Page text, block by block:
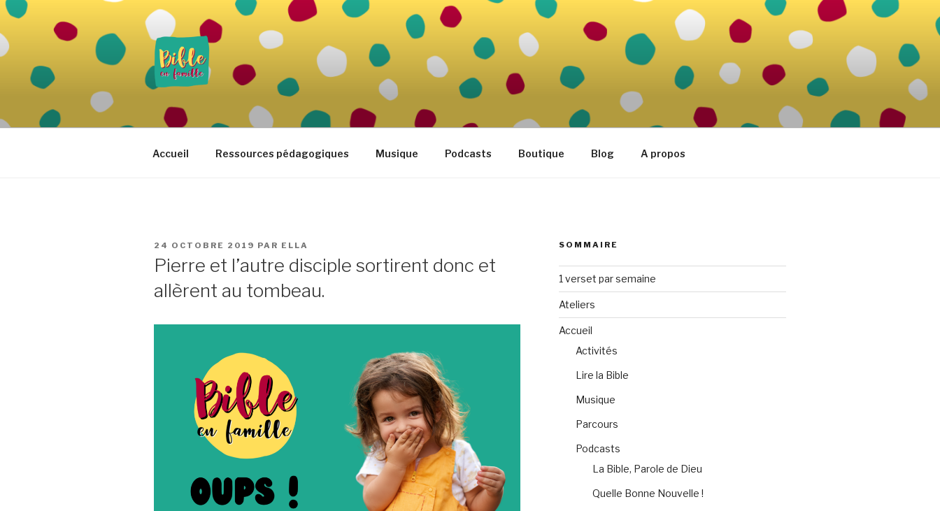
Aller
contenu
principal
BIBLE EN FAMILLE
Vivre la Parole de Dieu au quotidien
Accueil Ressources pédagogiques Musique Podcasts Boutique Blog A propos
PUBLIÉ
24 OCTOBRE 2019 PAR ELLA
Pierre et l’autre disciple sortirent donc et
allèrent au tombeau.
SOMMAIRE
1 verset par semaine
Ateliers
Accueil
Activités
Lire la Bible
Musique
Parcours
Podcasts
La Bible, Parole de Dieu
Quelle Bonne Nouvelle !